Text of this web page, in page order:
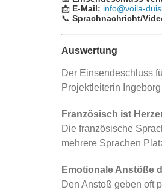
📩 E-Mail: info@voila-
📞 Sprachnachricht/
Auswertung
Der Einsendeschluss
Projektleiterin
Französisch ist
Die französische
mehrere Sprachen
Emotionale Anstöße
Den Anstoß geben oft